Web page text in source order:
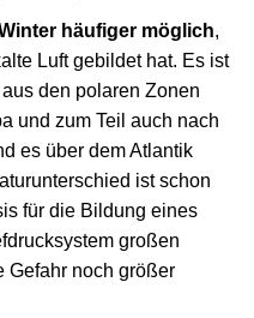
häufiger möglich,
Luft gebildet hat. Es ist
den polaren Zonen
und zum Teil auch nach
es über dem Atlantik
ist schon
für die Bildung eines
großen
Gefahr noch größer